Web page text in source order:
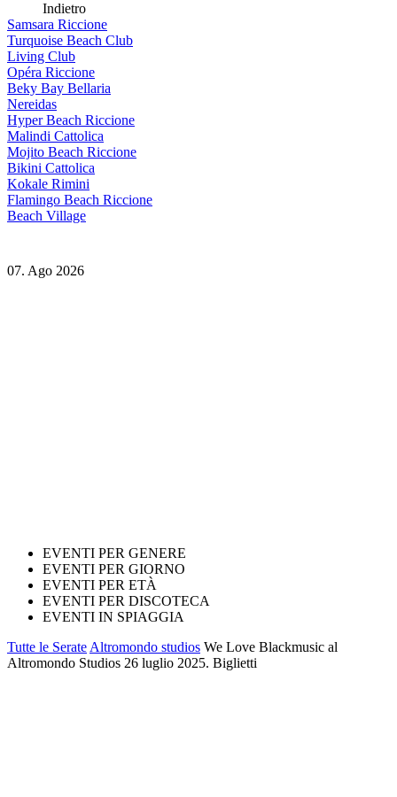
Indietro
Samsara Riccione
Turquoise Beach Club
Living Club
Opéra Riccione
Beky Bay Bellaria
Nereidas
Hyper Beach Riccione
Malindi Cattolica
Mojito Beach Riccione
Bikini Cattolica
Kokale Rimini
Flamingo Beach Riccione
Beach Village
07. Ago 2026
EVENTI PER GENERE
EVENTI PER GIORNO
EVENTI PER ETÀ
EVENTI PER DISCOTECA
EVENTI IN SPIAGGIA
Tutte le Serate Altromondo studios We Love Blackmusic al
Altromondo Studios 26 luglio 2025. Biglietti